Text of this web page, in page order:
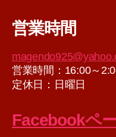
イ
営業時間
営業時間：16:00～
定休日：日曜日
Facebookペ